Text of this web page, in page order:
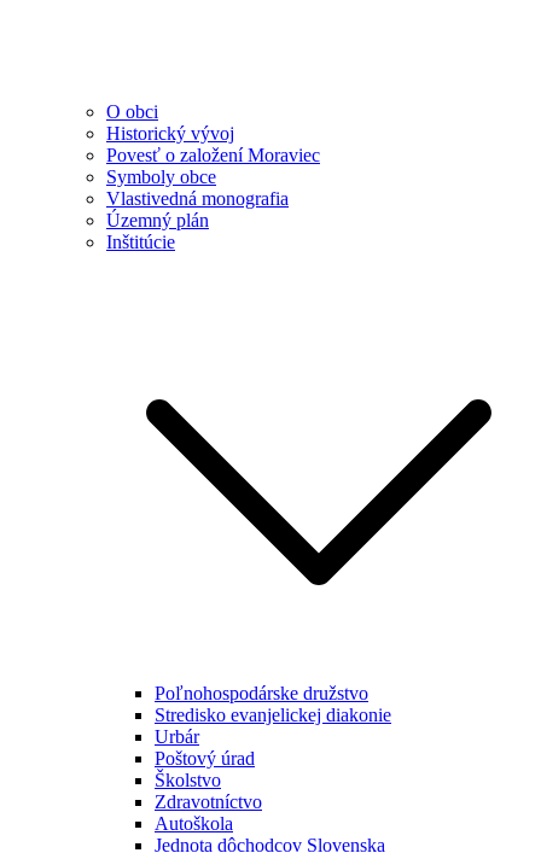
O obci
Historický vývoj
Povesť o založení Moraviec
Symboly obce
Vlastivedná monografia
Územný plán
Inštitúcie
Poľnohospodárske družstvo
Stredisko evanjelickej diakonie
Urbár
Poštový úrad
Školstvo
Zdravotníctvo
Autoškola
Jednota dôchodcov Slovenska